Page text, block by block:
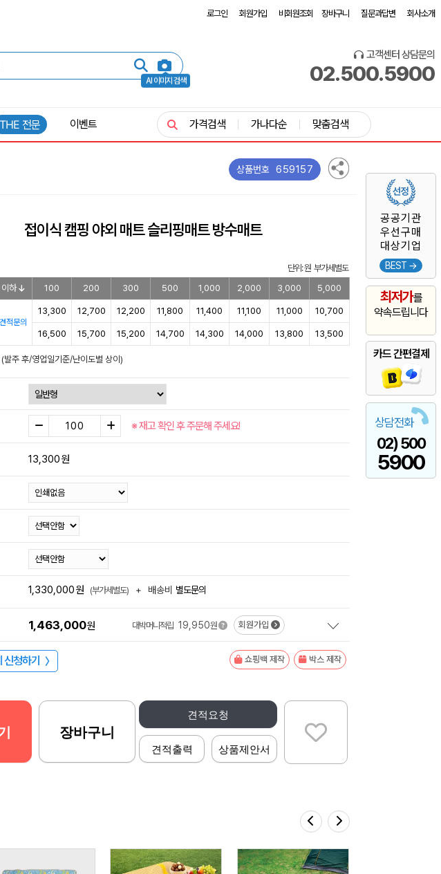
로그인 회원가입 비회원조회 장바구니 질문과답변 회사소개
AI 이미지 검색
고객센터 상담문의
02.500.5900
공공기관
우선구매
대상기업
BEST →
최저가를
약속드립니다
카드 간편결제
상담전화
02) 500
5900
THE 전문 이벤트 가격검색 가나다순 맞춤검색
상품번호 659157
접이식 캠핑 야외 매트 슬리핑매트 방수매트
단위: 원 부가세별도
이하 100 200 300 500 1,000 2,000 3,000 5,000
견적문의
13,300 12,700 12,200 11,800 11,400 11,100 11,000 10,700
16,500 15,700 15,200 14,700 14,300 14,000 13,800 13,500
발주 후/영업일기준/난이도별 상이)
※ 재고 확인 후 주문해 주세요!
13,300원
1,330,000원 (부가세별도) + 배송비 별도문의
1,463,000원 대박머니적립 19,950원 회원가입
청하기 〉 쇼핑백 제작 박스 제작
견적요청
견적출력 상품제안서
장바구니